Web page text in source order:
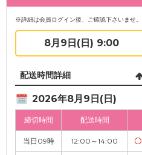
※詳細は会員ログイン後、ご確認下さいませ。
8月9日(日) 9:00
配送時間詳細
2026年8月9日(日)
締切時間 配送時間
当日09時 12:00～14:00 〇